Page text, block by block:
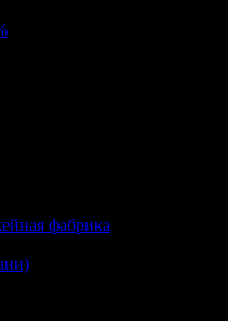
фабрика